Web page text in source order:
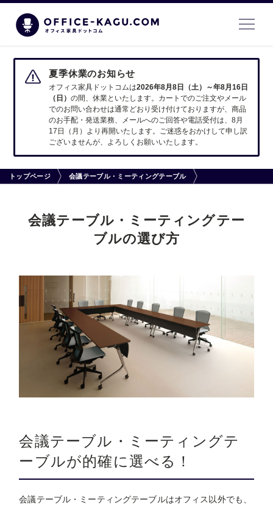
夏季休業のお知らせ
オフィス家具ドットコムは2026年8月8日（土）～年8月16日
（日）の間、休業といたします。カートでのご注文やメール
でのお問い合わせは通常どおり受け付けておりますが、商品
のお手配・発送業務、メールへのご回答や電話受付は、8月
17日（月）より再開いたします。ご迷惑をおかけして申し訳
ございませんが、よろしくお願いいたします。
トップページ 会議テーブル・ミーティングテーブル
会議テーブル・ミーティングテー
ブルの選び方
会議テーブル・ミーティングテ
ーブルが的確に選べる！
会議テーブル・ミーティングテーブルはオフィス以外でも、